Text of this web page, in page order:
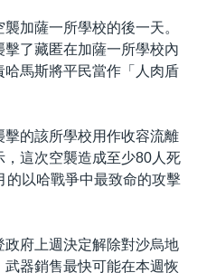
加薩一所學校的後一天。
了藏匿在加薩一所學校內
馬斯將平民當作「人肉盾
的該所學校用作收容流離
這次空襲造成至少80人死
的以哈戰爭中最致命的攻擊
府上週決定解除對沙烏地
器銷售最快可能在本週恢